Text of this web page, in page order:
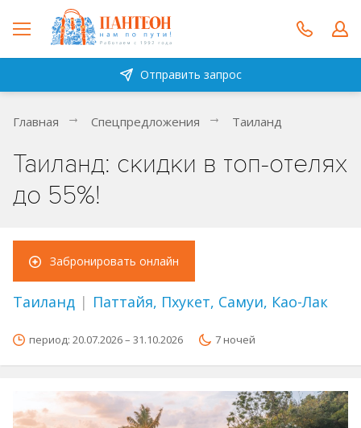
Отправить запрос
Главная Спецпредложения Таиланд
Таиланд: скидки в топ-отелях
до 55%!
Забронировать онлайн
Таиланд | Паттайя, Пхукет, Самуи, Као-Лак
период: 20.07.2026 – 31.10.2026 7 ночей